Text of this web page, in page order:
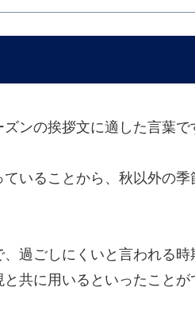
ンの挨拶文に適した言葉で
ていることから、秋以外の
過ごしにくいと言われる
共に用いるといったことが